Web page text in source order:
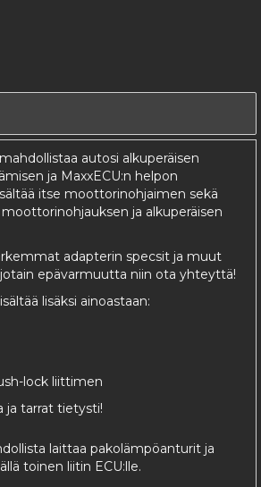
autosi alkuperäisen
ja MaxxECU:n helpon
itse moottorinohjaimen sekä
ja alkuperäisen
adapterin specsit ja muut
jotain epävarmuutta niin ota yhteyttä!
lisäksi ainoastaan:
lock liittimen
ja tarrat tietysti!
laittaa pakolämpöanturit ja
toinen liitin ECU:lle.